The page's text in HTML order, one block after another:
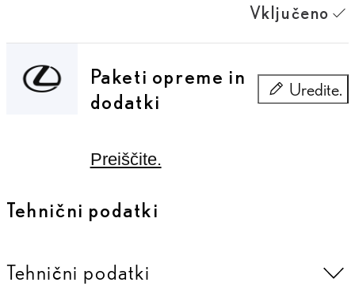
Vključeno
Paketi opreme in
dodatki
Uredite.
Paketi
Preiščite.
Tehnični podatki
Tehnični podatki